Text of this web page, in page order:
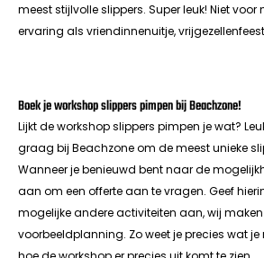
meest stijlvolle slippers. Super leuk! Niet voor
ervaring als vriendinnenuitje,
Boek je workshop slippers pimpen bij Beachzone!
Lijkt de workshop slippers pimpen je wat?
graag bij Beachzone om de meest unieke
Wanneer je benieuwd bent naar de
aan om een offerte aan te vragen. Geef
mogelijke andere activiteiten aan, wij
voorbeeldplanning. Zo weet je precies wat